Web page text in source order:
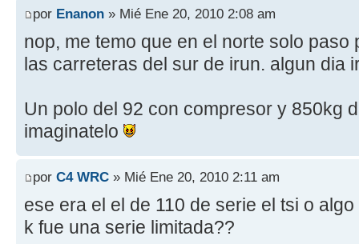
por Enanon » Mié Ene 20, 2010 2:08 am
nop, me temo que en el norte solo paso
las carreteras del sur de irun. algun dia
Un polo del 92 con compresor y 850kg
imaginatelo
por C4 WRC » Mié Ene 20, 2010 2:11 am
ese era el el de 110 de serie el tsi o
k fue una serie limitada??